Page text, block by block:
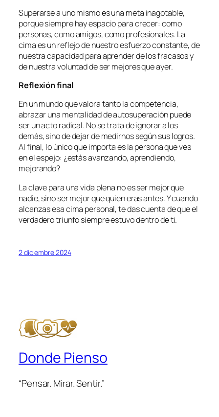
Superarse a uno mismo es una meta inagotable,
porque siempre hay espacio para crecer: como
personas, como amigos, como profesionales. La
cima es un reflejo de nuestro esfuerzo constante, de
nuestra capacidad para aprender de los fracasos y
de nuestra voluntad de ser mejores que ayer.
Reflexión final
En un mundo que valora tanto la competencia,
abrazar una mentalidad de autosuperación puede
ser un acto radical. No se trata de ignorar a los
demás, sino de dejar de medirnos según sus logros.
Al final, lo único que importa es la persona que ves
en el espejo: ¿estás avanzando, aprendiendo,
mejorando?
La clave para una vida plena no es ser mejor que
nadie, sino ser mejor que quien eras antes. Y cuando
alcanzas esa cima personal, te das cuenta de que el
verdadero triunfo siempre estuvo dentro de ti.
2 diciembre 2024
Donde Pienso
“Pensar. Mirar. Sentir.”